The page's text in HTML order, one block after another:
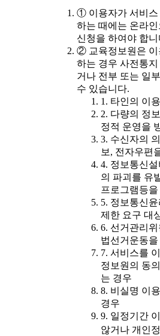
① 이용자가 서비스
하는 때에는 온라
신청을 하여야 합니
② 교육정보원은 이
하는 경우 사전통
거나 전부 또는 일
수 있습니다.
1. 타인의 이
2. 다량의 정
정적 운영을
3. 수신자의
보, 전자우편
4. 정보통신
의 파괴를 유
프로그램등
5. 정보통신
제한 요구 대
6. 선거관리
법선거운동
7. 서비스를
정보원의 동
는 경우
8. 비실명 이
경우
9. 일정기간
않거나 개인